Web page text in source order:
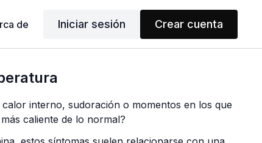
de Iniciar sesión Crear cuenta
calor interno, sudoración o momentos en los que
caliente de lo normal?